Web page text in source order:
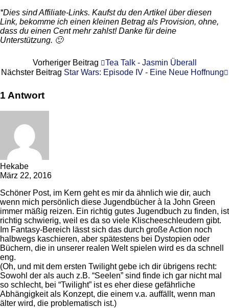
*Dies sind Affiliate-Links. Kaufst du den Artikel über diesen
Link, bekomme ich einen kleinen Betrag als Provision, ohne,
dass du einen Cent mehr zahlst! Danke für deine
Unterstützung. 🙂
Vorheriger Beitrag
Tea Talk - Jasmin Überall
Nächster Beitrag Star Wars: Episode IV - Eine Neue Hoffnung
1 Antwort
Hekabe
März 22, 2016
Schöner Post, im Kern geht es mir da ähnlich wie dir, auch
wenn mich persönlich diese Jugendbücher à la John Green
immer mäßig reizen. Ein richtig gutes Jugendbuch zu finden, ist
richtig schwierig, weil es da so viele Klischeeschleudern gibt.
Im Fantasy-Bereich lässt sich das durch große Action noch
halbwegs kaschieren, aber spätestens bei Dystopien oder
Büchern, die in unserer realen Welt spielen wird es da schnell
eng.
(Oh, und mit dem ersten Twilight gebe ich dir übrigens recht:
Sowohl der als auch z.B. “Seelen” sind finde ich gar nicht mal
so schlecht, bei “Twilight” ist es eher diese gefährliche
Abhängigkeit als Konzept, die einem v.a. auffällt, wenn man
älter wird, die problematisch ist.)